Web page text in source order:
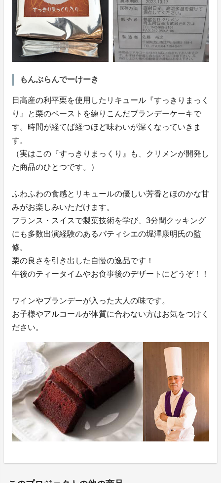
もんぶらんでーけーき
日高産の利平栗を使用したリキュール『すっきりまっく
り』と栗のペーストを練りこんだブランデーケーキで
す。時間が経てば経つほど味わいが深くなっていきま
す。
（実はこの『すっきりまっくり』も、クリメンが開発し
た商品のひとつです。）
ふわふわの食感とリキュールの優しい芳香とほのかな甘
みがお楽しみいただけます。
フランス・スイスで製菓技術を学び、3分間クッキング
にも多数出演経験のあるパティシエの堀澤康明氏の監
修。
栗の良さを引き出した自慢の逸品です！
午後のティータイムやお食事後のデザートにどうぞ！！
ワインやブランデーが入った大人の味です。
お子様やアルコールが体質に合わない方はお気をつけく
ださい。